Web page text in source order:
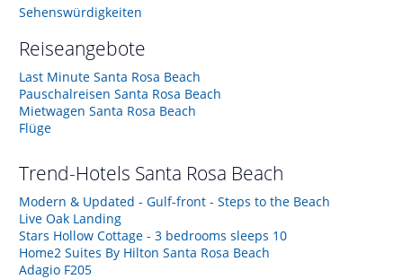
Sehenswürdigkeiten
Reiseangebote
Last Minute Santa Rosa Beach
Pauschalreisen Santa Rosa Beach
Mietwagen Santa Rosa Beach
Flüge
Trend-Hotels Santa Rosa Beach
Modern & Updated - Gulf-front - Steps to the Beach
Live Oak Landing
Stars Hollow Cottage - 3 bedrooms sleeps 10
Home2 Suites By Hilton Santa Rosa Beach
Adagio F205